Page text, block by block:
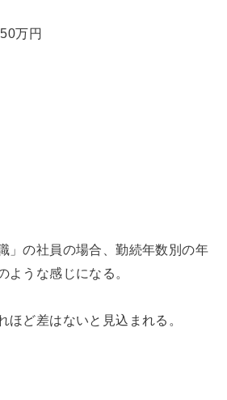
万円
」の社員の場合、勤続年数別の年
ような感じになる。
ほど差はないと見込まれる。